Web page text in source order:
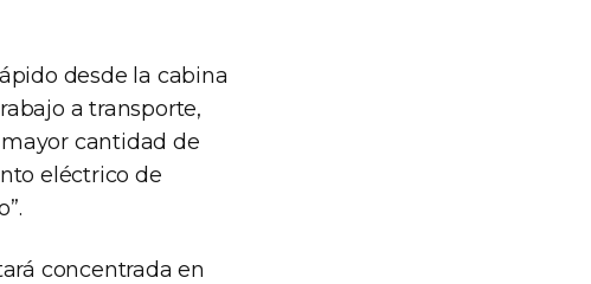
desde la cabina
a transporte,
cantidad de
eléctrico de
concentrada en